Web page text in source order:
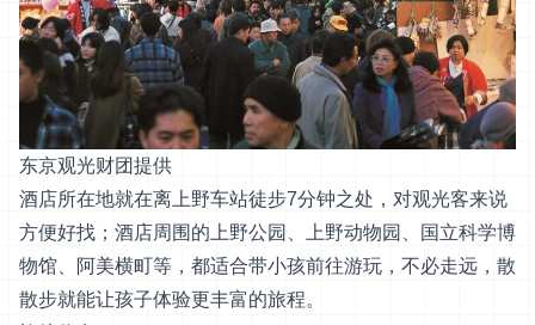
东京观光财团提供
酒店所在地就在离上野车站徒步7分钟之处，对观光客来说
方便好找；酒店周围的上野公园、上野动物园、国立科学博
物馆、阿美横町等，都适合带小孩前往游玩，不必走远，散
散步就能让孩子体验更丰富的旅程。